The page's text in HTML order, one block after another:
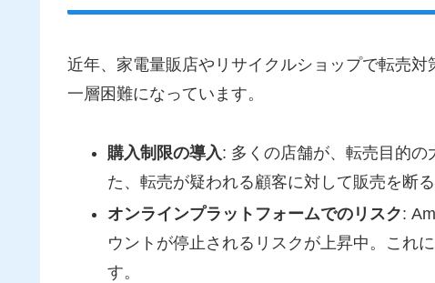
近年、家電量販店やリサイクルショップで転売
一層困難になっています。
購入制限の導入: 多くの店舗が、転売目的の
た、転売が疑われる顧客に対して販売を断
オンラインプラットフォームでのリスク:
ウントが停止されるリスクが上昇中。これ
す。